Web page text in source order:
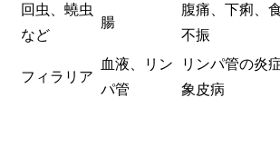
回虫、蟯虫
など
腸
腹痛、下痢、
不振
フィラリア
血液、リン
パ管
リンパ管の炎症
象皮病